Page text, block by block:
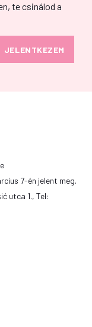
te csinálod a
7-én jelent meg.
utca 1., Tel: